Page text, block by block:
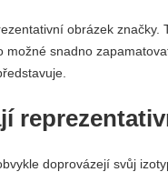
obrázek
možné snadno
doprovázejí svůj